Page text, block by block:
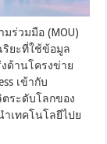
มร่วมมือ (MOU)
ริยะที่ใช้ข้อมูล
ด้านโครงข่าย
เข้ากับ
ระดับโลกของ
ำเทคโนโลยีไปย